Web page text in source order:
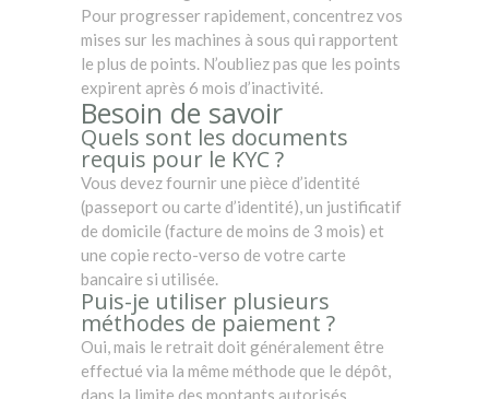
Pour progresser rapidement, concentrez vos
mises sur les machines à sous qui rapportent
le plus de points. N’oubliez pas que les points
expirent après 6 mois d’inactivité.
Besoin de savoir
Quels sont les documents
requis pour le KYC ?
Vous devez fournir une pièce d’identité
(passeport ou carte d’identité), un justificatif
de domicile (facture de moins de 3 mois) et
une copie recto-verso de votre carte
bancaire si utilisée.
Puis-je utiliser plusieurs
méthodes de paiement ?
Oui, mais le retrait doit généralement être
effectué via la même méthode que le dépôt,
dans la limite des montants autorisés.